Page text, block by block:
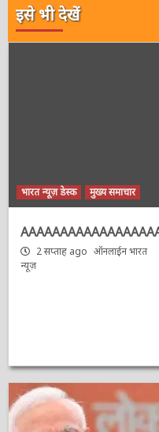
इसे भी देखें
भारत न्यूज़ डेस्क मुख्य समाचार
2 सप्ताह ago ऑनलाईन भारत
न्यूज़